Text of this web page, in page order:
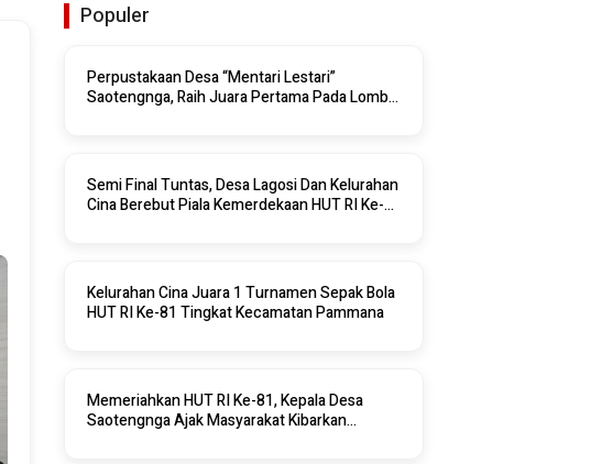
Populer
Perpustakaan Desa “Mentari Lestari”
Saotengnga, Raih Juara Pertama Pada Lomba
Semi Final Tuntas, Desa Lagosi Dan Kelurahan
Cina Berebut Piala Kemerdekaan HUT RI Ke-
Kelurahan Cina Juara 1 Turnamen Sepak Bola
HUT RI Ke-81 Tingkat Kecamatan Pammana
Memeriahkan HUT RI Ke-81, Kepala Desa
Saotengnga Ajak Masyarakat Kibarkan